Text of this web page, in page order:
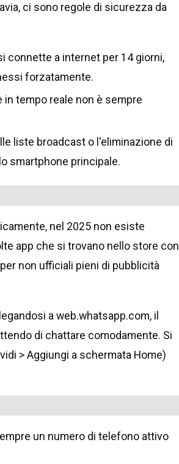
ci sono regole di sicurezza da
connette a internet per 14 giorni,
forzatamente.
tempo reale non è sempre
liste broadcast o l'eliminazione di
smartphone principale.
nel 2025 non esiste
app che si trovano nello store con
non ufficiali pieni di pubblicità
a web.whatsapp.com, il
di chattare comodamente. Si
> Aggiungi a schermata Home)
un numero di telefono attivo